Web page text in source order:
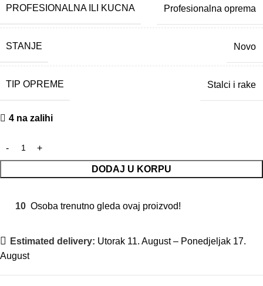
PROFESIONALNA ILI KUCNA Profesionalna oprema
STANJE Novo
TIP OPREME Stalci i rake
4 na zalihi
DODAJ U KORPU
10 Osoba trenutno gleda ovaj proizvod!
Estimated delivery: Utorak 11. August – Ponedjeljak 17.
August